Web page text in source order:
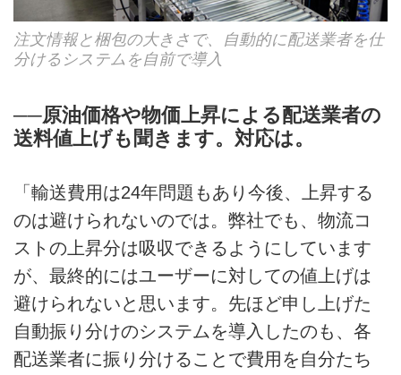
注文情報と梱包の大きさで、自動的に配送業者を仕
分けるシステムを自前で導入
──原油価格や物価上昇による配送業者の
送料値上げも聞きます。対応は。
「輸送費用は24年問題もあり今後、上昇する
のは避けられないのでは。弊社でも、物流コ
ストの上昇分は吸収できるようにしています
が、最終的にはユーザーに対しての値上げは
避けられないと思います。先ほど申し上げた
自動振り分けのシステムを導入したのも、各
配送業者に振り分けることで費用を自分たち